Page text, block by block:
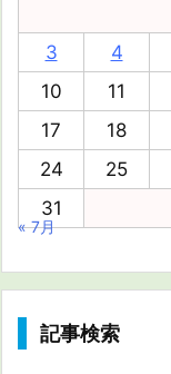
3
4
10
11
17
18
24
25
31
« 7月
記事検索